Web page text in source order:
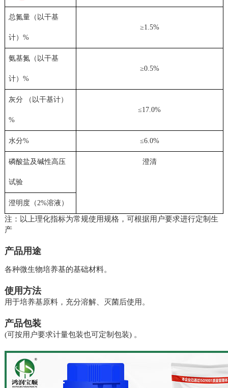
总氮量（以干基
计） %
≥1.5%
氨基氮（以干基
计） %
≥0.5%
灰分 （以干基计）
%
≤17.0%
水分% ≤6.0%
磷酸盐及碱性高压
试验
澄清
澄明度（2%溶液）
注：以上理化指标为常规使用规格，可根据用户要求进行定制生
产
产品用途
各种微生物培养基的基础材料。
使用方法
用于培养基原料，充分溶解、灭菌后使用。
产品包装
(可按用户要求计量包装也可定制包装) 。